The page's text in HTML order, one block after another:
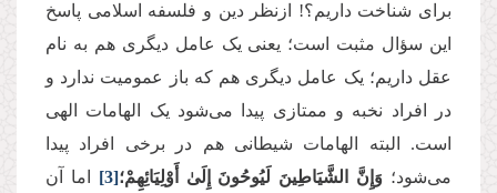
برای شناخت داریم؟! ازنظر دین و فلسفه اسلامی پاسخ
این سؤال مثبت است؛ یعنی یک عامل دیگری هم به نام
عقل داریم؛ یک عامل دیگری هم که باز عمومیت ندارد و
در افراد نخبه و ممتازی پیدا می‌شود یک الهامات الهی
است. البته الهامات شیطانی هم در برخی افراد پیدا
می‌شود؛ وَإِنَّ الشَّيَاطِينَ لَيُوحُونَ إِلَىٰ أَوْلِيَائِهِمْ؛[3]
اما آن